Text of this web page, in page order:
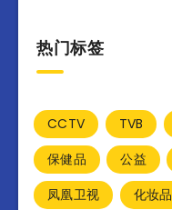
热门标签
CCTV TVB
保健品
公益
凤凰卫视
化妆品